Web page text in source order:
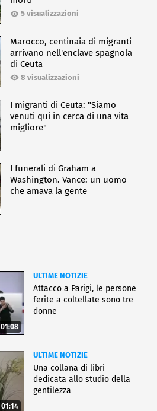
5 visualizzazioni
Marocco, centinaia di migranti
arrivano nell'enclave spagnola
di Ceuta
8 visualizzazioni
I migranti di Ceuta: "Siamo
venuti qui in cerca di una vita
migliore"
I funerali di Graham a
Washington. Vance: un uomo
che amava la gente
01:08
ULTIME NOTIZIE
Attacco a Parigi, le persone
ferite a coltellate sono tre
donne
01:14
ULTIME NOTIZIE
Una collana di libri
dedicata allo studio della
gentilezza